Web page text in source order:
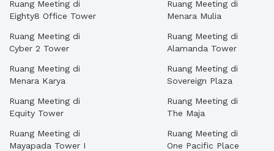
Ruang Meeting di
Eighty8 Office Tower
Ruang Meeting di
Cyber 2 Tower
Ruang Meeting di
Menara Karya
Ruang Meeting di
Equity Tower
Ruang Meeting di
Mayapada Tower I
Ruang Meeting di
Menara Mulia
Ruang Meeting di
Alamanda Tower
Ruang Meeting di
Sovereign Plaza
Ruang Meeting di
The Maja
Ruang Meeting di
One Pacific Place